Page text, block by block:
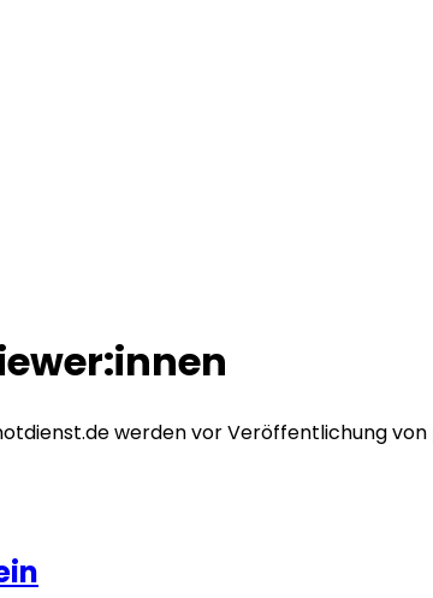
werden vor Veröffentlichung